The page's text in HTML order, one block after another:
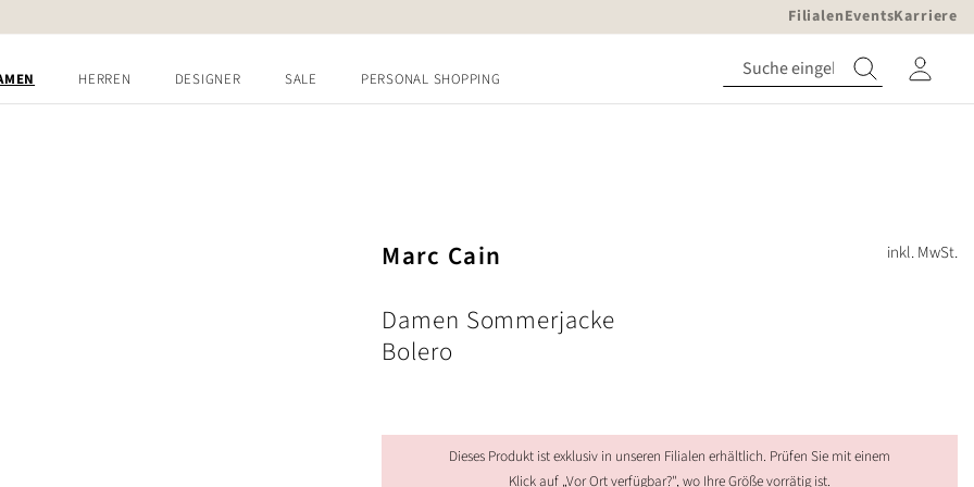
FilialenEventsKarriere
HERREN DESIGNER SALE PERSONAL SHOPPING
Marc Cain
Damen Sommerjacke
Bolero
inkl. MwSt.
Dieses Produkt ist exklusiv in unseren Filialen erhältlich. Prüfen Sie mit einem
Klick auf „Vor Ort verfügbar?", wo Ihre Größe vorrätig ist.